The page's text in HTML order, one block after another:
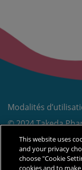
Modalités
© 2024 Takeda
droits réservés.
déposées de
utilisées sous
This website uses
and your privacy
choose "Cookie
cookies and to